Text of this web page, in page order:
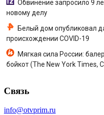
Обвинение запросило 9
новому делу
Белый дом опубликовал
происхождении COVID-19
Мягкая сила России:
бойкот (The New York Times,
Связь
info@otvprim.ru